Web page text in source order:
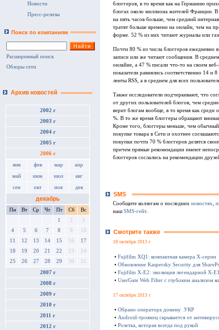
Новости
Пресс-релизы
Поиск по компаниям
Расширенный поиск
Обзоры сети
Архив новостей
2002 г
2003 г
2004 г
2005 г
2006 г
янв фев мар апр
май июн июл авг
сен окт ноя дек
декабрь
Пн Вт Ср Чт Пт Сб
Вс
1
2
3
4
5 6 7 8 9
10
11
12 13 14 15 16
17
18
19 20 21 22 23
24
25
26 27 28 29 30 31
2007 г
2008 г
2009 г
2010 г
2011 г
2012 г
блоггеров, в то время как на Германию
блогах около миллиона жителей Франции.
на пять часов больше, чем средний
тратят больше времени на онлайн, чем на
форме. 52 % из них читают журналы или
Почти 80 % из числа блоггеров ежедневно
записи или же читают сообщения. В
онлайне, а 47 % писали что-то на своем
показатели равнялись соответственно 14 и
ленты RSS, а в среднем для всех
Также исследователи подчеркивают, что
от других пользователей блогов, чем
верит блогам вообще, в то время как среди
%. В то же время блоггеры обращают
Кроме того, блоггеры меньше, чем обычный
покупке товара в Сети и охотнее
покупки почти 70 % блоггеров делятся
причем прямые рекомендации имеют
блоггеров сослались на рекомендации
SMS
Сообщите коллегам о последних новостях
наш SMS-гейт.
Смотрите также
18 октября 2013 г
• Fujifilm XQ1: компактная камера Х-серии
• Обновление Kaspersky Security для
• Fujifilm X-E2: эволюция легендарной X-
• UserGate Web Filter с глубоким анализом
17 октября 2013 г
• Обрано оператора домену .УКР
• Android-троянец скрывается от
• Розетка, которая всегда под рукой